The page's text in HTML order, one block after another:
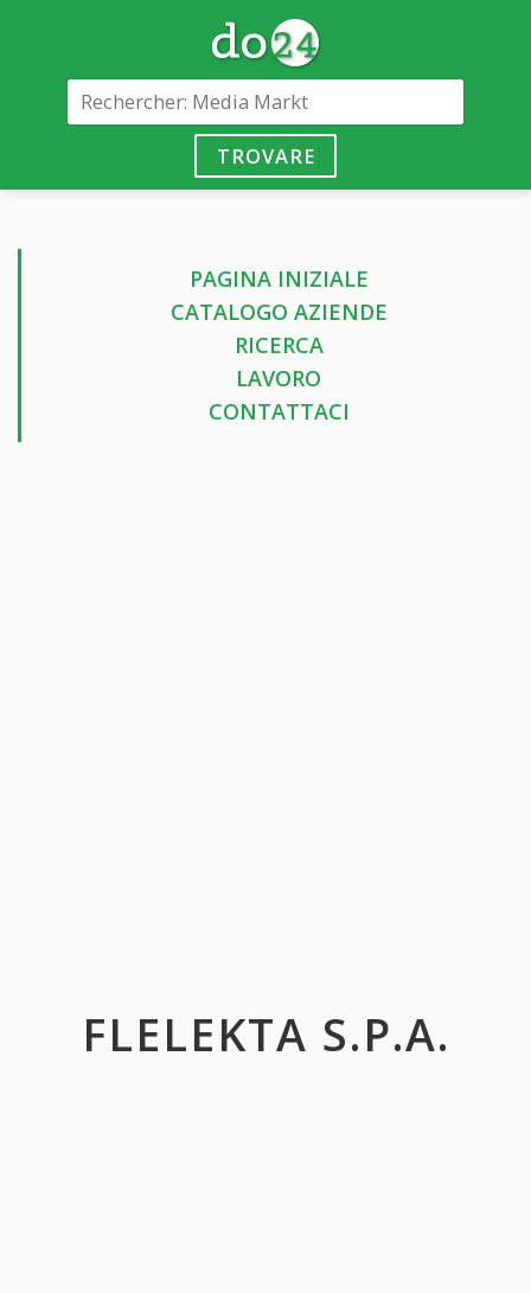
TROVARE
PAGINA INIZIALE
CATALOGO AZIENDE
RICERCA
LAVORO
CONTATTACI
FLELEKTA S.P.A.